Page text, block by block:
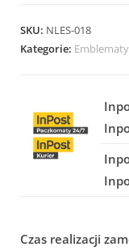
SKU: NLES-018
Kategorie:
Czas realizacji